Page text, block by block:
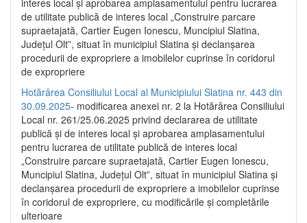
de utilitate publică de interes local „Construire parcare
supraetajată, Cartier Eugen Ionescu, Muncipiul Slatina,
Județul Olt”, situat în municipiul Slatina și declanșarea
procedurii de expropriere a imobilelor cuprinse în coridorul
de expropriere
Hotărârea Consiliului Local al Municipiului Slatina nr. 443 din
30.09.2025- modificarea anexei nr. 2 la Hotărârea Consiliului
Local nr. 261/25.06.2025 privind declararea de utilitate
publică şi de interes local şi aprobarea amplasamentului
pentru lucrarea de utilitate publică de interes local
„Construire parcare supraetajată, Cartier Eugen Ionescu,
Muncipiul Slatina, Judeţul Olt”, situat în municipiul Slatina şi
declanşarea procedurii de expropriere a imobilelor cuprinse
în coridorul de expropriere, cu modificările şi completările
ulterioare